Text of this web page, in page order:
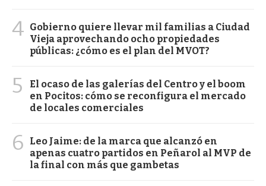
4 Gobierno quiere llevar mil familias a Ciudad
Vieja aprovechando ocho propiedades
públicas: ¿cómo es el plan del MVOT?
5
El ocaso de las galerías del Centro y el boom
en Pocitos: cómo se reconfigura el mercado
de locales comerciales
6
Leo Jaime: de la marca que alcanzó en
apenas cuatro partidos en Peñarol al MVP de
la final con más que gambetas